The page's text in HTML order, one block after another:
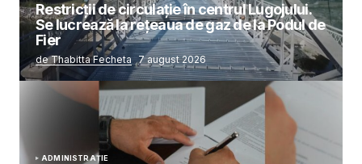
Restricții de circulație în centrul Lugojului.
Se lucrează la rețeaua de gaz de la Podul de
Fier
de Thabitta Fecheta 7 august 2026
ADMINISTRAȚIE